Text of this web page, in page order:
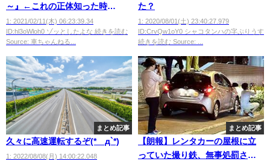
～』←これの正体知った時
wwwwwwwwwwwwww
1: 2021/02/11(木) 06:23:39.34
ID:hl3oWloh0 ゾッとしたよな 続きを読む
Source: 車ちゃんねる...
た？
1: 2020/08/01(土) 23:40:27.979
ID:CrvQw1oY0 シャコタンハの字ぷりうす
続きを読む Source: ...
まとめ記事
久々に高速運転するぞ(*´д`*)
1: 2022/08/08(月) 14:00:22.048
まとめ記事
【朗報】レンタカーの屋根に立
っていた撮り鉄、無事処罰され